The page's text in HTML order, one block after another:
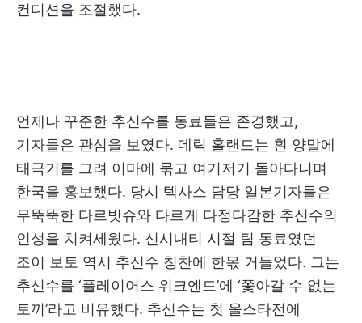
컨디션을 조절했다.
언제나 꾸준한 추신수를 동료들은 존경했고,
기자들은 관심을 보였다. 데릭 홀랜드는 흰 양말에
태극기를 그려 이마에 묶고 여기저기 돌아다니며
한국을 홍보했다. 당시 텍사스 담당 일본기자들은
무뚝뚝한 다르빗슈와 다르게 다정다감한 추신수의
인성을 치켜세웠다. 신시내티 시절 팀 동료였던
조이 보토 역시 추신수 칭찬에 한몫 거들었다. 그는
추신수를 ‘플레이어스 위크엔드’에 ‘쫓아갈 수 없는
토끼’라고 비유했다. 추신수는 첫 올스타전에